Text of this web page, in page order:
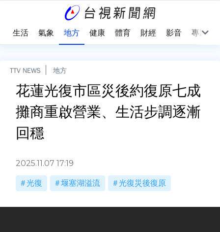
生活 氣象 地方 健康 體育 財經 影音 專題
TTV NEWS 地方
花蓮光復市區災後約復原七成
攤商重啟營業、生活步調逐漸
回穩
2025.11.07 17:19
光復 堰塞湖溢流 光復災後復原